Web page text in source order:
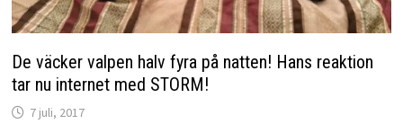
De väcker valpen halv fyra på natten! Hans reaktion
tar nu internet med STORM!
7 juli, 2017